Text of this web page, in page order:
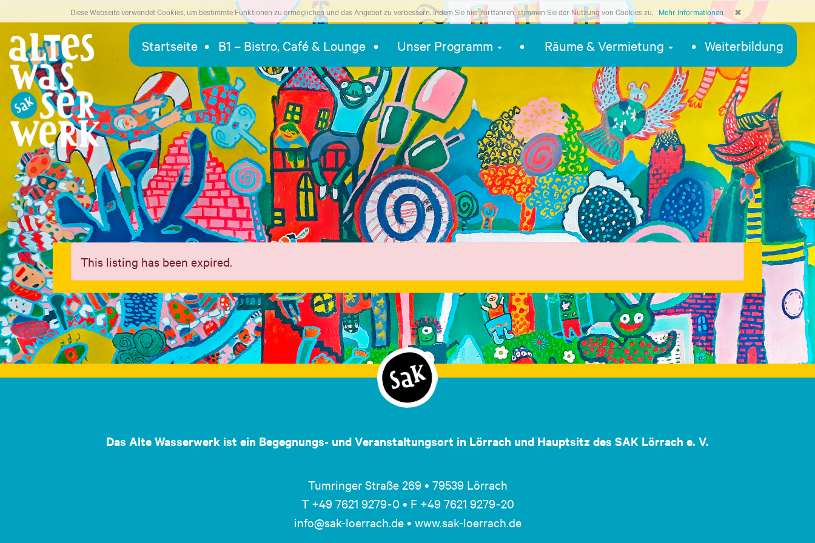
Startseite B1 – Bistro, Café & Lounge Unser Programm Räume & Vermietung Weiterbildung
This listing has been expired.
Das Alte Wasserwerk ist ein Begegnungs- und Veranstaltungsort in Lörrach und Hauptsitz des SAK Lörrach e. V.
Tumringer Straße 269 • 79539 Lörrach
T +49 7621 9279 - 0 • F +49 7621 9279 - 20
info@sak-loerrach.de • www.sak-loerrach.de
Diese Webseite verwendet Cookies, um bestimmte Funktionen zu ermöglichen und das Angebot zu verbessern. Indem Sie hier fortfahren, stimmen Sie der Nutzung von Cookies zu. Mehr Informationen